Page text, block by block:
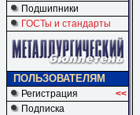
Подшипники
ГОСТы и стандарты
ПОЛЬЗОВАТЕЛЯМ
Регистрация
<<
Подписка